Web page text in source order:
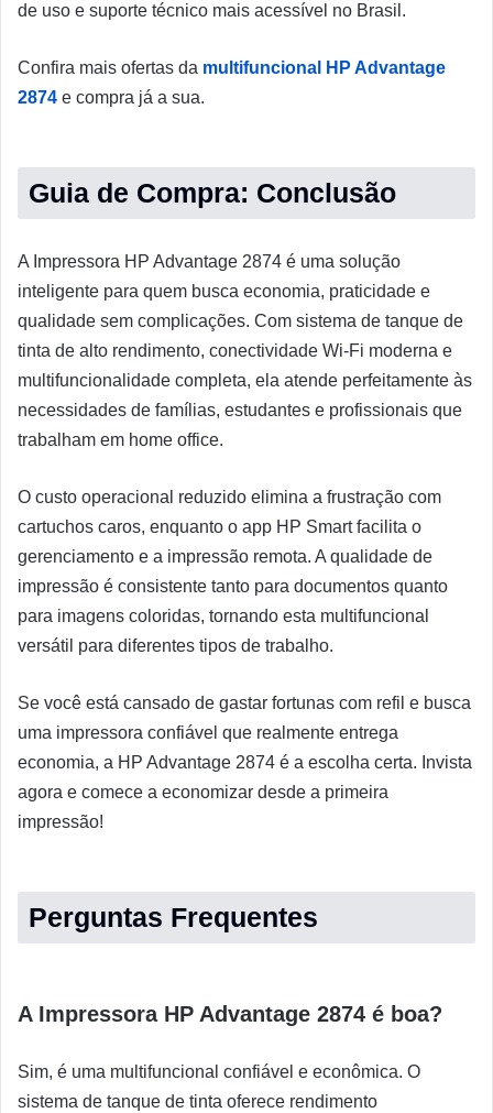
de uso e suporte técnico mais acessível no Brasil.
Confira mais ofertas da multifuncional HP Advantage
2874 e compra já a sua.
Guia de Compra: Conclusão
A Impressora HP Advantage 2874 é uma solução
inteligente para quem busca economia, praticidade e
qualidade sem complicações. Com sistema de tanque de
tinta de alto rendimento, conectividade Wi-Fi moderna e
multifuncionalidade completa, ela atende perfeitamente às
necessidades de famílias, estudantes e profissionais que
trabalham em home office.
O custo operacional reduzido elimina a frustração com
cartuchos caros, enquanto o app HP Smart facilita o
gerenciamento e a impressão remota. A qualidade de
impressão é consistente tanto para documentos quanto
para imagens coloridas, tornando esta multifuncional
versátil para diferentes tipos de trabalho.
Se você está cansado de gastar fortunas com refil e busca
uma impressora confiável que realmente entrega
economia, a HP Advantage 2874 é a escolha certa. Invista
agora e comece a economizar desde a primeira
impressão!
Perguntas Frequentes
A Impressora HP Advantage 2874 é boa?
Sim, é uma multifuncional confiável e econômica. O
sistema de tanque de tinta oferece rendimento